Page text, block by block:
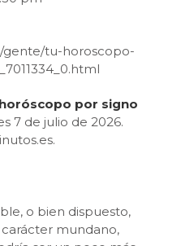
gente/tu-horoscopo-
por signo
7 de julio de 2026.
o bien dispuesto,
mundano,